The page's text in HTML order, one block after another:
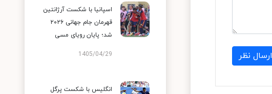
ارسال نظر
اسپانیا با شکست آرژانتین
قهرمان جام جهانی ۲۰۲۶
شد؛ پایان رویای مسی
1405/04/29
انگلیس با شکست پرگل